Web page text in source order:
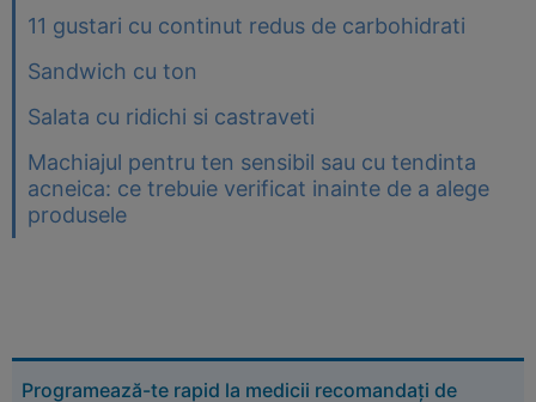
11 gustari cu continut redus de carbohidrati
Sandwich cu ton
Salata cu ridichi si castraveti
Machiajul pentru ten sensibil sau cu tendinta
acneica: ce trebuie verificat inainte de a alege
produsele
Programează-te rapid la medicii recomandați de